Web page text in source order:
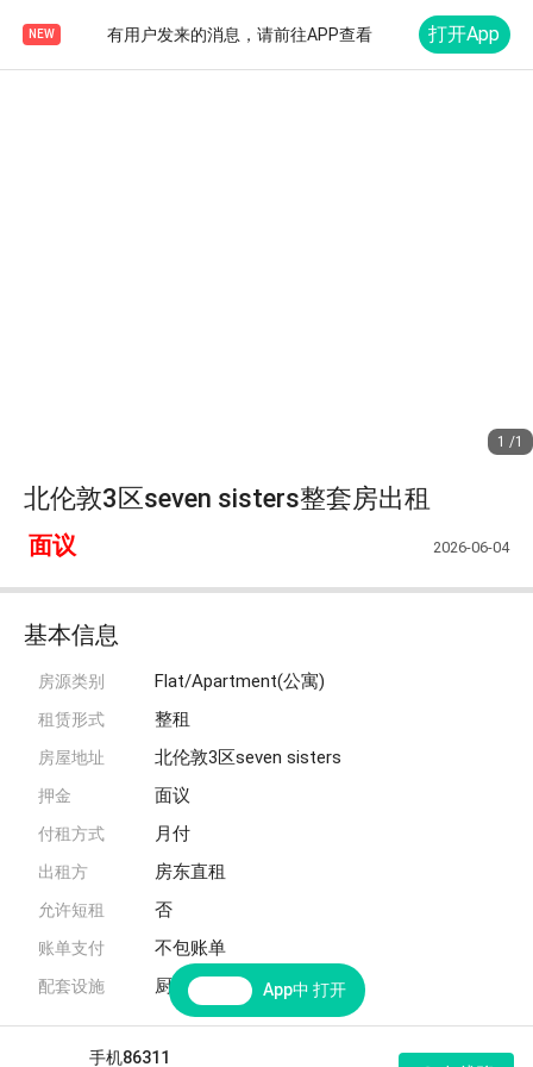
NEW 有用户发来的消息，请前往APP查看 打开App
1 /1
北伦敦3区seven sisters整套房出租
面议 2026-06-04
基本信息
房源类别 Flat/Apartment(公寓)
租赁形式 整租
房屋地址 北伦敦3区seven sisters
押金 面议
付租方式 月付
出租方 房东直租
允许短租 否
账单支付 不包账单
配套设施 厨房,网络,暖气,洗衣机,家具
App中 打开
手机86311